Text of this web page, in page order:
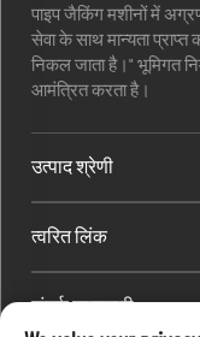
पाइप जैकिंग मशीनों में
सेवा के साथ मान्यता
निकल जाता है।" भूमिगत
आमंत्रित करता है।
उत्पाद श्रेणी
त्वरित लिंक
संपर्क जानकारी